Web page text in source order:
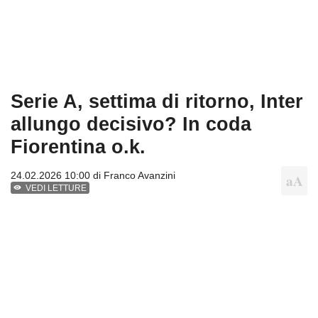
Serie A, settima di ritorno, Inter
allungo decisivo? In coda
Fiorentina o.k.
24.02.2026 10:00 di Franco Avanzini
VEDI LETTURE